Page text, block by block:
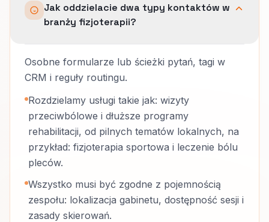
Jak oddzielacie dwa typy kontaktów w
branży fizjoterapii?
Osobne formularze lub ścieżki pytań, tagi w
CRM i reguły routingu.
Rozdzielamy usługi takie jak: wizyty
przeciwbólowe i dłuższe programy
rehabilitacji, od pilnych tematów lokalnych, na
przykład: fizjoterapia sportowa i leczenie bólu
pleców.
Wszystko musi być zgodne z pojemnością
zespołu: lokalizacja gabinetu, dostępność sesji i
zasady skierowań.